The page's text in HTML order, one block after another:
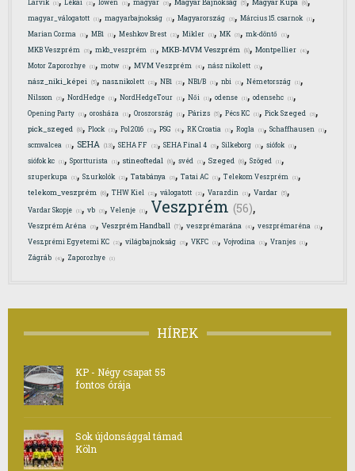
Larvik (1) Lékai (2) löwen (1) magyar (3) (5) Magyar Kupa (6)
magyar_válogatott (1), magyarbajnokság (1), Magyarország (3), Március 15. csarnok (1),
Marian Cozma (1), MB1 (1), Meshkov Brest (2), Mikler (1), MK (3), mk-döntő (1),
MKB Veszprém (3), mkb_veszprém (1), MKB-MVM Veszprém (8), Montpellier (4),
Motor Zaporozhye (1), motw (1), MVM Veszprém (4), nász nikolett (1),
nász_niki_képei (5), nasznikolett (2), NB1 (2), NB1/B (1), nbi (1), Németország (1),
Nilsson (3), NordHedge (1), NordHedgeTour (1), Női (1), odense (1), odensehc (1),
Opening Party (1), orosháza (1), Oroszország (1), Párizs (5), Pécs KC (1), Pick Szeged (3),
pick_szeged (8), Plock (2), Pol2016 (2), PSG (4), RK Croatia (1), Rogla (1), Schaffhausen (1),
scmvalcea (1), SEHA (13), SEHA FF (2), SEHA Final 4 (3), Silkeborg (1), siófok (1),
siófok kc (1), Sportturista (1), stineoftedal (6), svéd (1), Szeged (6), Szöged (1),
szuperkupa (1), Szurkolók (2), Tatabánya (3), Tatai AC (1), Telekom Veszprém (1),
telekom_veszprém (6), THW Kiel (2), válogatott (2), Varazdin (1), Vardar (5),
Vardar Skopje (1), vb (3), Velenje (1), Veszprém (56),
Veszprém Aréna (3), Veszprém Handball (7), veszprémarána (4), veszprémaréna (1),
Veszprémi Egyetemi KC (2), világbajnokság (3), VKFC (1), Vojvodina (1), Vranjes (1),
Zágráb (4), Zaporozhye (1)
HÍREK
KP - Négy csapat 55
fontos órája
Sok újdonsággal támad
Köln